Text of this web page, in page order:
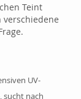
Teint
verschiedene
UV-
sucht nach